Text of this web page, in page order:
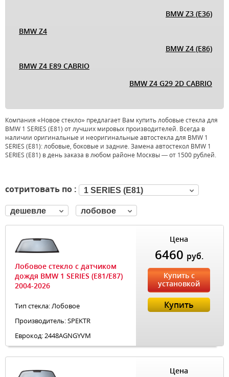
BMW Z3 (E36)
BMW Z4
BMW Z4 (E86)
BMW Z4 E89 CABRIO
BMW Z4 G29 2D CABRIO
Компания «Новое стекло» предлагает Вам купить лобовые стекла для
BMW 1 SERIES (E81) от лучших мировых производителей. Всегда в
наличии оригинальные и неоригинальные автостекла для BMW 1
SERIES (E81): лобовые, боковые и задние. Замена автостекол BMW 1
SERIES (E81) в день заказа в любом районе Москвы — от 1500 рублей.
сотритовать по : 1 SERIES (E81)
дешевле лобовое
Лобовое стекло с датчиком
дождя BMW 1 SERIES (E81/E87)
2004-2026
Тип стекла: Лобовое
Производитель: SPEKTR
Еврокод: 2448AGNGYVM
Цена
6460 руб.
Купить с
установкой
Купить
Цена